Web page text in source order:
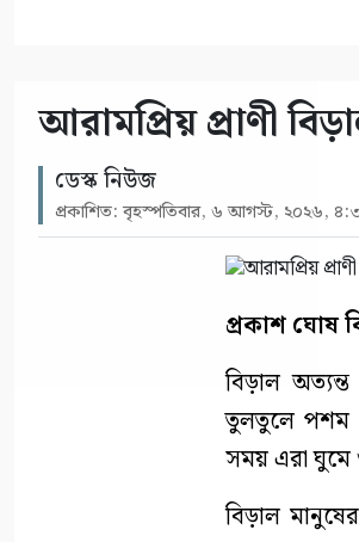
আরামপ্রিয় প্রাণী
ডেস্ক নিউজ
প্রকাশিত: বৃহস্পতিবার, ৬ আগস্ট, ২০২৬,
প্রকাশ ঘোষ
বিড়াল
তুলতুলে পশম
সময় এরা
বিড়াল